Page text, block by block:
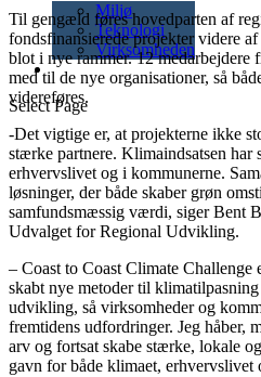
Miljø
Teknologi
Virksomheden
Kalender
Select Page
Til gengæld føres hovedparten af
fondsfinansierede projekter videre
blot i nye rammer. 12 medarbejdere
med til de nye organisationer, så
videreføres.
-Det vigtige er, at projekterne ikke
stærke partnere. Klimaindsatsen har
erhvervslivet og i kommunerne.
løsninger, der både skaber grøn
samfundsmæssig værdi, siger Bent
Udvalget for Regional Udvikling.
– Coast to Coast Climate Challenge
skabt nye metoder til
udvikling, så virksomheder og
fremtidens udfordringer. Jeg håber,
arv og fortsat skabe stærke, lokale
gavn for både klimaet, erhvervslivet